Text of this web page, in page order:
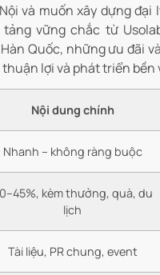
và muốn xây dựng đại
vững chắc từ
Quốc, những ưu đãi
lợi và phát triển bền
Nội dung chính
Nhanh – không ràng buộc
kèm thưởng, quà, du
lịch
Tài liệu, PR chung, event